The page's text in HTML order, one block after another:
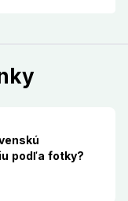
podľa fotky?